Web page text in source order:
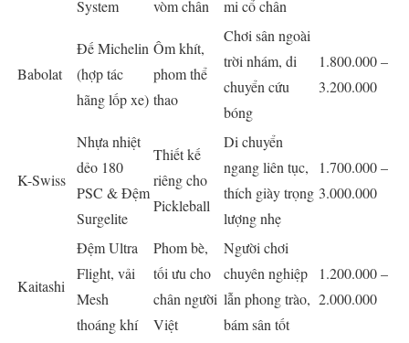
System vòm chân mi cổ chân
Babolat
Đế Michelin
(hợp tác
hãng lốp xe)
Ôm khít,
phom thể
thao
Chơi sân ngoài
trời nhám, di
chuyển cứu
bóng
1.800.000 –
3.200.000
K-Swiss
Nhựa nhiệt
dẻo 180
PSC & Đệm
Surgelite
Thiết kế
riêng cho
Pickleball
Di chuyển
ngang liên tục,
thích giày trọng
lượng nhẹ
1.700.000 –
3.000.000
Kaitashi
Đệm Ultra
Flight, vải
Mesh
thoáng khí
Phom bè,
tối ưu cho
chân người
Việt
Người chơi
chuyên nghiệp
lẫn phong trào,
bám sân tốt
1.200.000 –
2.000.000